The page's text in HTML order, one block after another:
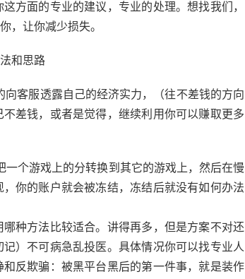
方面的专业的建议，专业的处理。想找我们，
，让你减少损失。
和思路
客服透露自己的经济实力，（往不差钱的方向
差钱，或者是觉得，继续利用你可以赚取更多
个游戏上的分转换到其它的游戏上，然后在慢
你的账户就会被冻结，冻结后就没有如何办法
种方法比较适合。讲得再多，但是方案不对还
）不可病急乱投医。具体情况你可以找专业人
反欺骗：被黑平台黑后的第一件事，就是装作